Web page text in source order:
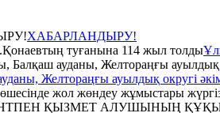
ХАБАРЛАНДЫРУ!
Желтораңғы ауылдық округі